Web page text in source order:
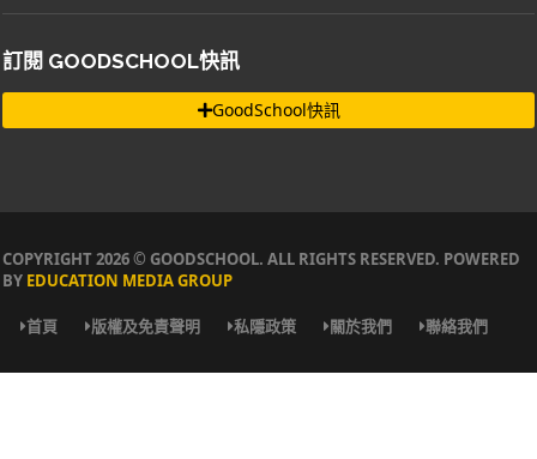
訂閱 GOODSCHOOL快訊
GoodSchool快訊
COPYRIGHT 2026 © GOODSCHOOL. ALL RIGHTS RESERVED. POWERED
BY EDUCATION MEDIA GROUP
首頁 版權及免責聲明 私隱政策 關於我們 聯絡我們